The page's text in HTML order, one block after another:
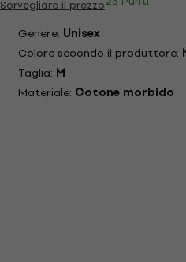
Sorvegliare il prezzo
Genere: Unisex
Colore secondo il produttore:
Taglia: M
Materiale: Cotone morbido